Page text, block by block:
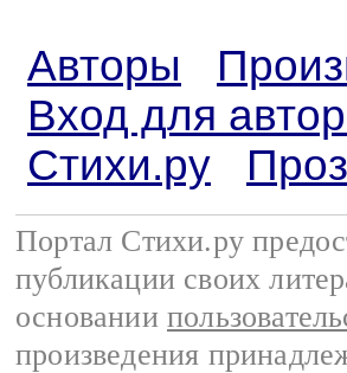
Авторы
Вход для
Стихи.ру
Портал Стихи.ру
публикации своих
основании
произведения